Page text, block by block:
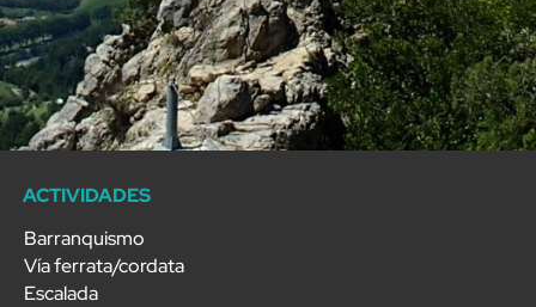
ACTIVIDADES
Barranquismo
Vía ferrata/cordata
Escalada